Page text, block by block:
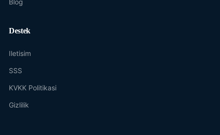
Blog
Destek
Iletisim
SSS
KVKK Politikasi
Gizlilik